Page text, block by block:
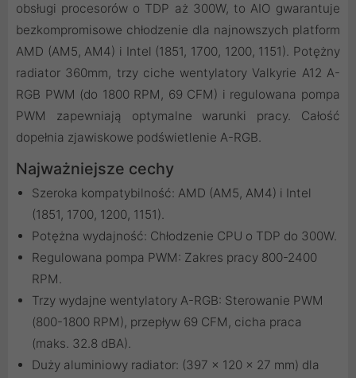
obsługi procesorów o TDP aż 300W, to AIO gwarantuje
bezkompromisowe chłodzenie dla najnowszych platform
AMD (AM5, AM4) i Intel (1851, 1700, 1200, 1151). Potężny
radiator 360mm, trzy ciche wentylatory Valkyrie A12 A-
RGB PWM (do 1800 RPM, 69 CFM) i regulowana pompa
PWM zapewniają optymalne warunki pracy. Całość
dopełnia zjawiskowe podświetlenie A-RGB.
Najważniejsze cechy
Szeroka kompatybilność: AMD (AM5, AM4) i Intel
(1851, 1700, 1200, 1151).
Potężna wydajność: Chłodzenie CPU o TDP do 300W.
Regulowana pompa PWM: Zakres pracy 800-2400
RPM.
Trzy wydajne wentylatory A-RGB: Sterowanie PWM
(800-1800 RPM), przepływ 69 CFM, cicha praca
(maks. 32.8 dBA).
Duży aluminiowy radiator: (397 x 120 x 27 mm) dla